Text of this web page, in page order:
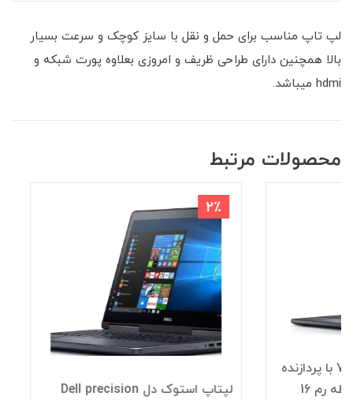
لپ تاپ مناسب برای حمل و نقل با سایز کوچک و سرعت بسیار
بالا همچنین دارای طراحی ظریف و امروزی بعلاوه پورت شبکه و
hdmi میباشد.
محصولات مرتبط
لپتاپ استوک دل Dell precision